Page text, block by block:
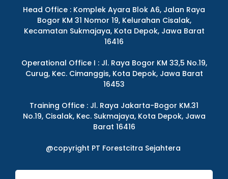
Head Office : Komplek Ayara Blok A6, Jalan Raya
Bogor KM 31 Nomor 19, Kelurahan Cisalak,
Kecamatan Sukmajaya, Kota Depok, Jawa Barat
16416
Operational Office I : Jl. Raya Bogor KM 33,5 No.19,
Curug, Kec. Cimanggis, Kota Depok, Jawa Barat
16453
Training Office : Jl. Raya Jakarta-Bogor KM.31
No.19, Cisalak, Kec. Sukmajaya, Kota Depok, Jawa
Barat 16416
@copyright PT Forestcitra Sejahtera